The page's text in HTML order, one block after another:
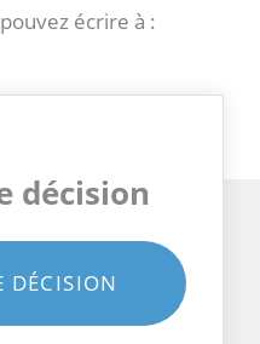
écrire à :
décision
DÉCISION